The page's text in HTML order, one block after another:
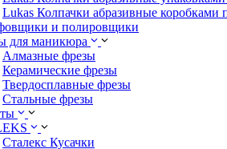
Lukas Колпачки абразивные коробками
и полировщики
для маникюра
Алмазные фрезы
Керамические фрезы
Твердосплавные фрезы
Стальные фрезы
Сталекс Кусачки